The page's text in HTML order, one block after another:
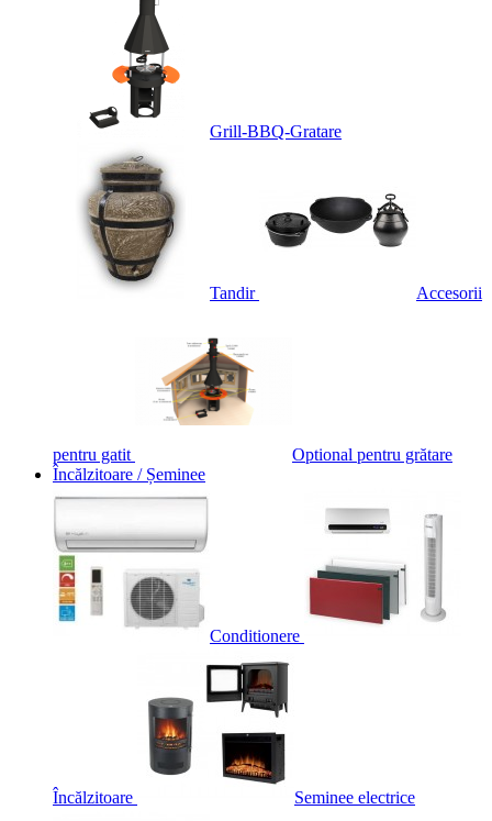
Grill-BBQ-Gratare
Tandir Accesorii
pentru gatit
Optional pentru grătare
Încălzitoare / Șeminee
Conditionere
Încălzitoare Seminee electrice